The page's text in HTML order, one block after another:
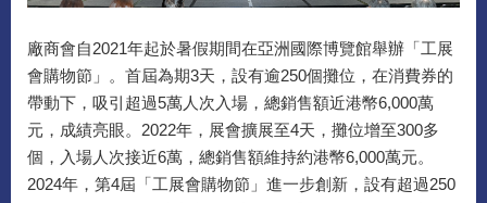
廠商會自2021年起於暑假期間在亞洲國際博覽館舉辦「工展
會購物節」。首屆為期3天，設有逾250個攤位，在消費券的
帶動下，吸引超過5萬人次入場，總銷售額近港幣6,000萬
元，成績亮眼。2022年，展會擴展至4天，攤位增至300多
個，入場人次接近6萬，總銷售額維持約港幣6,000萬元。
2024年，第4屆「工展會購物節」進一步創新，設有超過250